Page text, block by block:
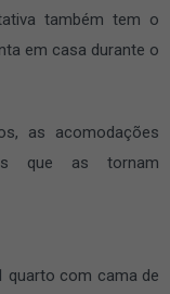
também tem o
em casa durante o
as acomodações
que as tornam
quarto com cama de